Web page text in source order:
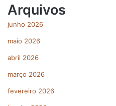
Arquivos
junho 2026
maio 2026
abril 2026
março 2026
fevereiro 2026